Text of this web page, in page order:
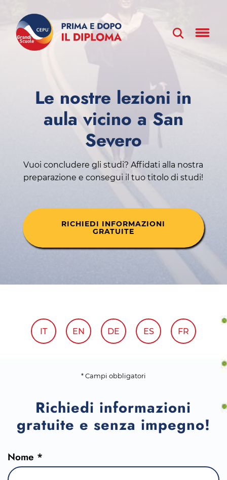
Le nostre lezioni in
aula vicino a San
Severo
Vuoi concludere gli studi? Affidati alla nostra
preparazione e consegui il tuo titolo di studi!
RICHIEDI INFORMAZIONI
GRATUITE
IT EN DE ES FR
* Campi obbligatori
Richiedi informazioni
gratuite e senza impegno!
Nome *